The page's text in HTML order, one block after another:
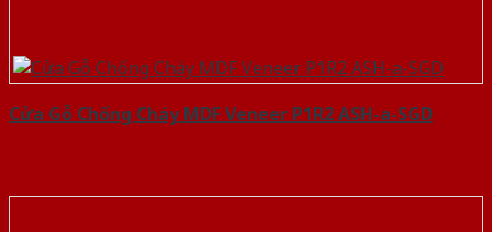
Cửa Gỗ Chống Cháy MDF Veneer P1R2 ASH-a-SGD